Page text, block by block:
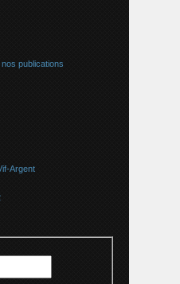
publications
Argent